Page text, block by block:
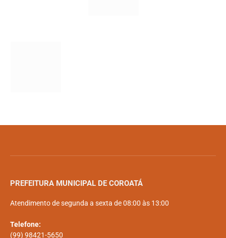
PREFEITURA MUNICIPAL DE COROATÁ
Atendimento de segunda a sexta de 08:00 às 13:00
Telefone:
(99) 98421-5650